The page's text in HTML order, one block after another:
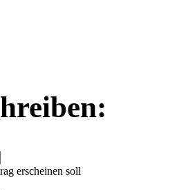
erscheinen soll